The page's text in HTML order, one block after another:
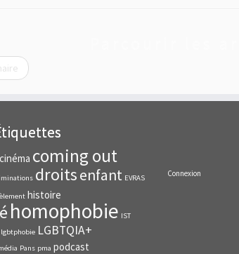
cinéma coming out
droitsenfant EVRAS
histoire
homophobie IST
lgbtphobie LGBTQIA+
Pans pma podcast
Connexion